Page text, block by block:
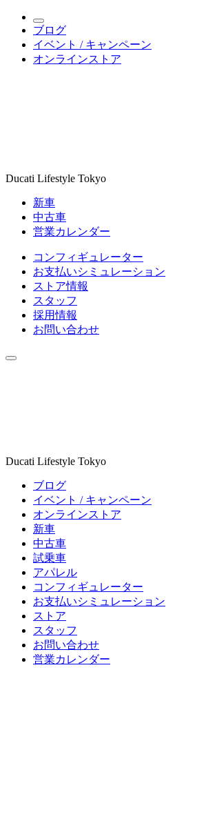
ブログ
イベント / キャンペーン
オンラインストア
Ducati Lifestyle Tokyo
新車
中古車
営業カレンダー
コンフィギュレーター
お支払いシミュレーション
ストア情報
スタッフ
採用情報
お問い合わせ
Ducati Lifestyle Tokyo
ブログ
イベント / キャンペーン
オンラインストア
新車
中古車
試乗車
アパレル
コンフィギュレーター
お支払いシミュレーション
ストア
スタッフ
お問い合わせ
営業カレンダー